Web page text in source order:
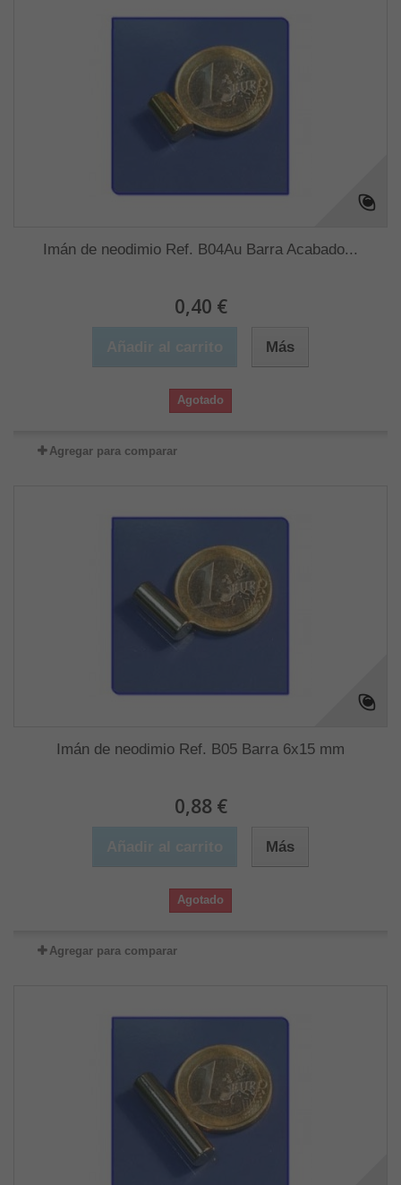
Imán de neodimio Ref. B04Au Barra Acabado...
0,40 €
Más
Agotado
Agregar para comparar
Imán de neodimio Ref. B05 Barra 6x15 mm
0,88 €
Más
Agotado
Agregar para comparar